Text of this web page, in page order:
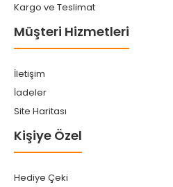
Kargo ve Teslimat
Müşteri Hizmetleri
İletişim
İadeler
Site Haritası
Kişiye Özel
Hediye Çeki